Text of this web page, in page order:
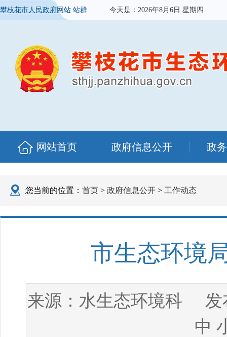
攀枝花市人民政府网站 站群 今天是： 2026年8月6日 星期四
网站首页 政府信息公开 政
您当前的位置： 首页 > 政府信息公开 > 工作动态
市生态环境
来源： 水生态环境科 发
中